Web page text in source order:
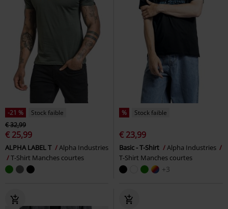
-21 %
Stock faible
€ 32,99
€ 25,99
ALPHA LABEL T
Alpha Industries
T-Shirt Manches courtes
% Stock faible
€ 23,99
Basic - T-Shirt
Alpha Industries
T-Shirt Manches courtes
+3